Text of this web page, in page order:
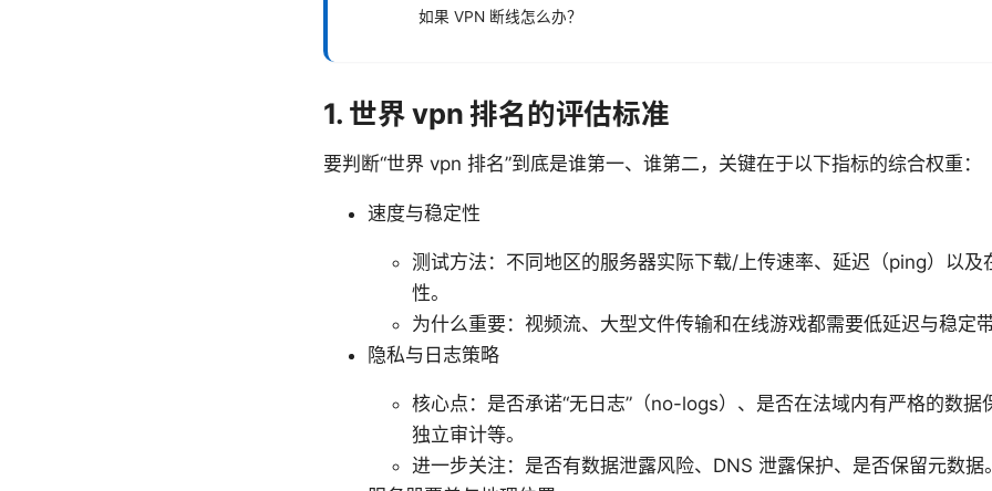
如果 VPN 断线怎么办？
1. 世界 vpn 排名的评估标准
要判断“世界 vpn 排名”到底是谁第一、谁第二，关键在于以下指标的综合权重：
速度与稳定性
测试方法：不同地区的服务器实际下载/上传速率、延迟（ping）以及
性。
为什么重要：视频流、大型文件传输和在线游戏都需要低延迟与稳定带
隐私与日志策略
核心点：是否承诺“无日志”（no-logs）、是否在法域内有严格的数据
独立审计等。
进一步关注：是否有数据泄露风险、DNS 泄露保护、是否保留元数据。